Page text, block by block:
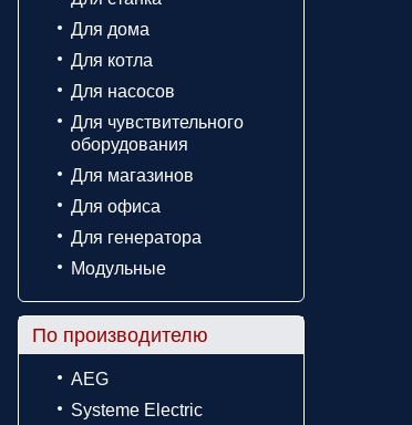
Для дома
Для котла
Для насосов
Для чувствительного
оборудования
Для магазинов
Для офиса
Для генератора
Модульные
По производителю
AEG
Systeme Electric